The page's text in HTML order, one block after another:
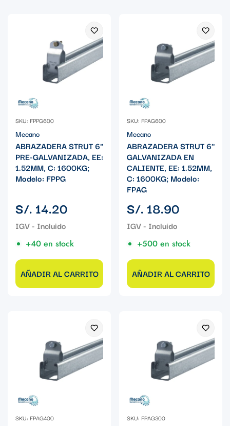
SKU: FPPG600
Mecano
ABRAZADERA STRUT 6"
PRE-GALVANIZADA, EE:
1.52MM, C: 1600KG;
Modelo: FPPG
Precio
regular
S/. 14.20
+40 en stock
AÑADIR AL CARRITO
SKU: FPAG600
Mecano
ABRAZADERA STRUT 6"
GALVANIZADA EN
CALIENTE, EE: 1.52MM,
C: 1600KG; Modelo:
FPAG
Precio
regular
S/. 18.90
+500 en stock
AÑADIR AL CARRITO
SKU: FPAG400 SKU: FPAG300